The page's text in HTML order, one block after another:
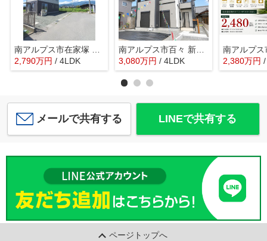
南アルプス市在家塚 Ｈ24年セキスイハイム施工 オール電化中古
2,790万円 / 4LDK
南アルプス市百々 新築全2棟 1号棟 南道路・車並列3台
3,080万円 / 4LDK 2,380万円
メールで共有する LINEで共有する
ページトップへ